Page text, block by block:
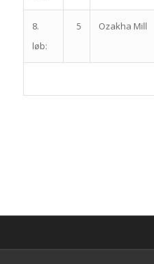
8.
løb:
5 Ozakha Mill